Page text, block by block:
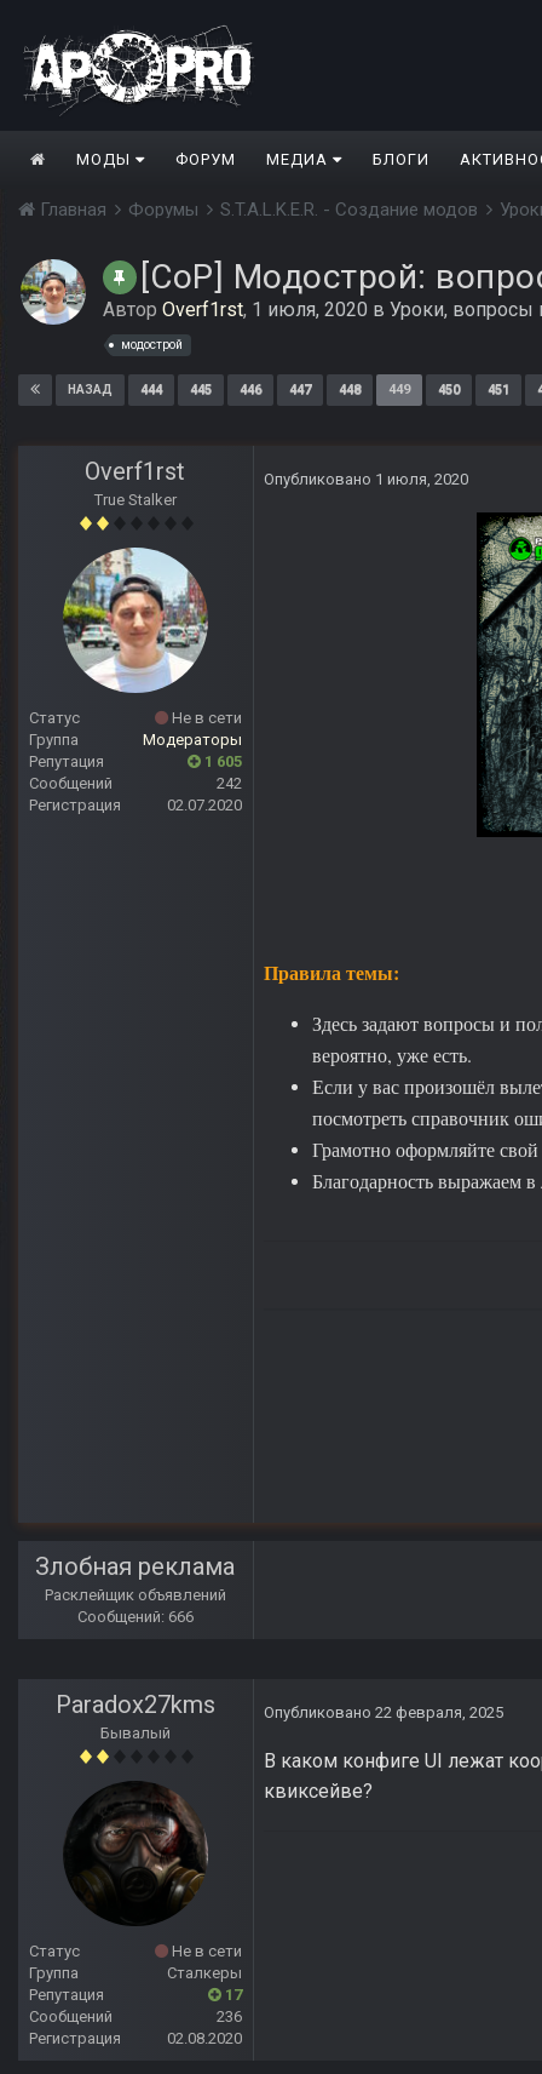
МОДЫ ФОРУМ МЕДИА БЛОГИ
Главная Форумы S.T.A.L.K.E.R. - Создание модов
[CoP] Модострой:
Автор Overf1rst, 1 июля, 2020 в Уроки, вопросы
модострой
НАЗАД 444 445 446 447 448 449 450 451
Overf1rst
True Stalker
Статус
Не в сети
Группа
Модераторы
Репутация
1 605
Сообщений
242
Регистрация
02.07.2020
Опубликовано 1 июля, 2020
Правила темы:
Здесь задают вопросы и
вероятно, уже есть.
Если у вас произошёл
посмотреть справочник
Грамотно оформляйте свой
Благодарность выражаем
Злобная реклама
Расклейщик объявлений
Сообщений: 666
Paradox27kms
Бывалый
Статус
Не в сети
Группа
Сталкеры
Репутация
17
Сообщений
236
Регистрация
02.08.2020
Опубликовано 22 февраля, 2025
В каком конфиге UI лежат
квиксейве?